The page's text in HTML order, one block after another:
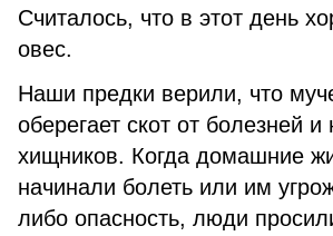
Считалось, что в этот день
овес.
Наши предки верили, что
оберегает скот от болезней и
хищников. Когда домашние
начинали болеть или им
либо опасность, люди